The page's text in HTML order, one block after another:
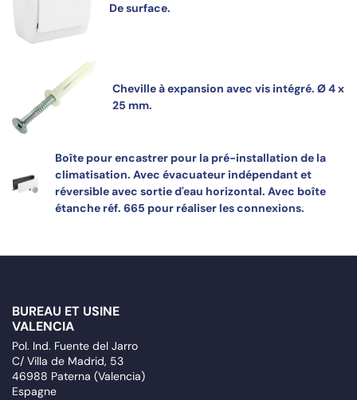
De surface.
Cheville à expansion avec vis intégré. Ø 4 x
25 mm.
Boîte pour encastrer pour la pré-installation de la
climatisation. Avec évacuateur indépendant et
réversible avec sortie d'eau horizontal. Avec boîte
étanche réf. 665 pour réaliser les connexions.
BUREAU ET USINE
VALENCIA
Pol. Ind. Fuente del Jarro
C/ Villa de Madrid, 53
46988 Paterna (Valencia)
Espagne